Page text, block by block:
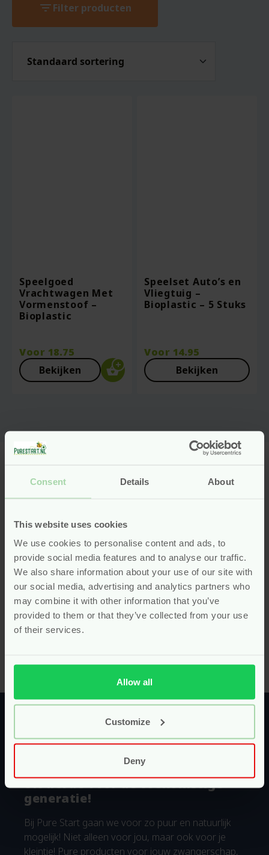
Consent Details About
This website uses cookies
We use cookies to personalise content and ads, to
provide social media features and to analyse our traffic.
We also share information about your use of our site with
our social media, advertising and analytics partners who
may combine it with other information that you’ve
provided to them or that they’ve collected from your use
of their services.
Allow all
Customize
Deny
filter_listFilter producten
Speelgoed
Vrachtwagen Met
Vormenstoof –
Bioplastic
Voor 18.75
Bekijken
Speelset Auto’s en
Vliegtuig –
Bioplastic – 5 Stuks
Voor 14.95
Bekijken
We zijn voortdurend op zoek naar
nieuwe producten voor ons
assortiment. Eerlijke producten voor
het hele gezin!
Mis je producten? Of ken je een product of merk die Pure
Start écht in het assortiment moet hebben? Stuur ons
Uit liefde voor de toekomstige
generatie!
Bij Pure Start gaan we voor zo puur en natuurlijk
mogelijk! Niet alleen voor jou, maar ook voor je
kleintje! Pure producten voor jouw zwangerschap,